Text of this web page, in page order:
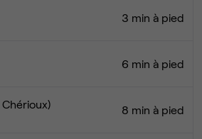
3 min à pied
6 min à pied
8 min à pied